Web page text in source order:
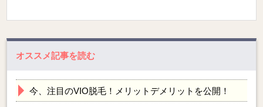
オススメ記事を読む
今、注目のVIO脱毛！メリットデメリットを公開！